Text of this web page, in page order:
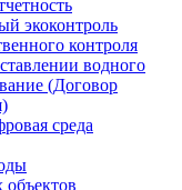
экоконтроль
контроля
водного
(Договор
среда
объектов